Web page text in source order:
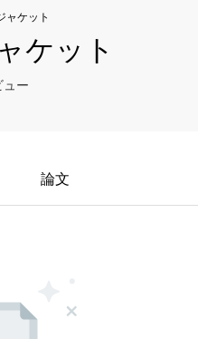
ャケット
ケット
ー
論文